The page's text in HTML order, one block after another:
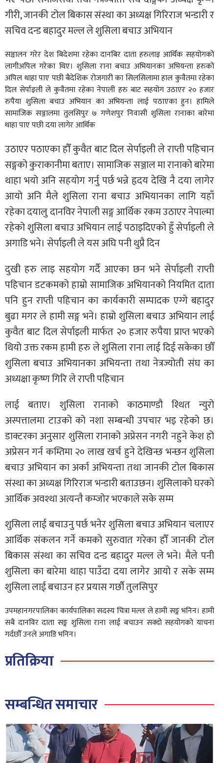
गीरी, जानकी टोल बिकास संस्था का अध्यक्ष गिरिराज भन्डारी र
सचिव दन्ड बहादुर मल्ल ले शुसिला बचाउ अभियान
सञ्चालन गरेर देश बिदेशमा रहेका दानबिर दाता हरुलाइ आर्थिक सहयोगको
लागीअपिल गरेका थिए। शुसिला राना बचाउ अभियानका अभियन्ता हरुको
अपिल थाहा पाए पछी बैदेशिक रोजगारी का सिलसिलामा हाल कुवैतमा रहेका
दिल सेर्पाइली ले कुवैतमा रहेका नेपाली हरु बाट सहयोग उठाएर २० हजार
रुपैया शुसिला बचाउ अभियान का अभियन्ता लाई पठाएका हुन। हामिले
सामाजिक सञ्जालमा तुलसिपुर ७ गणेशपुर निवासी शुसिला रानाका बारेमा
थाहा पाए पछी दया लागेर आर्थिक
उठाएर पठाएका हौँ कुवैत बाट दिल सेर्पाइली ले राप्ती पहिचान
सङ्गको कुराकानीमा बताए। सामाजिक सञ्जाल मा रानाको बारेमा
थाहा भयो अनि सहयोग गर्नु पर्छ भन्ने हृदय देखि नै दया लागेर
आयो अनि मैले शुसिला राना बचाउ अभियानका लागि यहाँ
रहेका दयालु दानविर नेपाली सङ्ग आर्थिक रकम उठाएर नेपाल्मा
रहेको शुसिला बचाउ अभियान लाई पठाइदिएको हुँ सेर्पाइली ले
अगाडि भने। सेर्पाइली ले यस अघि पनी थुप्रै दिन
दुखी हरु लाइ सहयोग गर्दै आएका छन भने सेर्पाइली राप्ती
पहिचान डटकमको हाम्रो सामाजिक अभियानको नियमित दाता
पनि हुन राप्ती पहिचान का कार्यकारी सम्पादक एग्गे बहादुर
बुढा मगर ले हामी सङ्ग भने। हाम्रो शुसिला बचाउ अभियान लाई
कुवैत बाट दिल सेर्पाइली मार्फत २० हजार रुपैया प्राप्त भएको
थियो उक्त रकम हामी हरु ले शुसिला राना लाई दिई सकेका छौँ
शुसिला बचाउ अभियानका अभियन्ता तथा नेत्रज्योती संघ का
अध्यक्षा कृष्ण गिरि ले राप्ती पहिचान
लाई बताए। शुसिला रानाको काठमाण्डौ श्थित न्युरो
अस्पत्तालमा टाउको को नशा सम्बन्धी उपचार भइ रहेको छ।
डाक्टरका अनुसार शुसिला रानाको अप्रेसन नगरी नहुने केश हो
अप्रेसन गर्न कम्तिमा २० लाख खर्च हुने देखिन्छ भन्छन शुसिला
बचाउ अभियान का अर्का अभियन्ता तथा जानकी टोल बिकास
संस्था का अध्यक्ष गिरिराज भन्डारी बताउछन। शुसिलाको घरको
आर्थिक अवश्था अत्यन्तै कम्जोर भएकाले सके सम्म
शुसिला लाई बचाउनु पर्छ भनेर शुसिला बचाउ अभियान चलाएर
आर्थिक संकलन गर्ने कमको सुरुवात गरेका हौँ जानकी टोल
बिकास संस्था का सचिव दन्ड बहादुर मल्ल ले भने। मैले पनी
शुसिला का बारेमा थाहा पाउँदा दया लागेर आयो र सके सम्म
शुसिला लाई बचाउन हर प्रयास गर्छौ तुलसिपुर
उपमहानगरपालिका कार्यपालिका सदस्य चित्रा मल्ल ले हामी सङ्ग भनिन। हामी
सबै दानविर दाता सङ्ग शुसिला राना लाई बचाउन सक्दो सहयोगको याचना
गर्दछौँ उनले अगाडि भनिन।
प्रतिक्रिया
सम्बन्धित समाचार